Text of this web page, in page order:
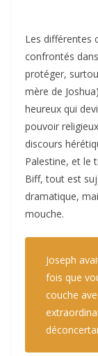
Les différentes
confrontés
protéger,
mère de
heureux qui
pouvoir
discours
Palestine, et le
Biff, tout est
dramatique,
mouche.
Joseph
fois que
couche